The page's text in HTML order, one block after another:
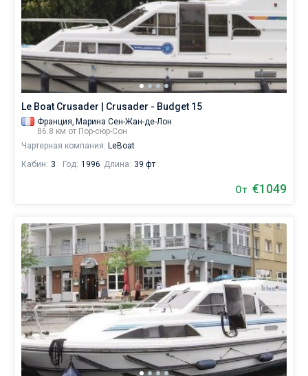
Le Boat Crusader | Crusader - Budget 15
Франция, Марина Сен-Жан-де-Лон
86.8 км от Пор-сюр-Сон
Чартерная компания: LeBoat
Кабин: 3 Год: 1996 Длина: 39 фт
От €1049